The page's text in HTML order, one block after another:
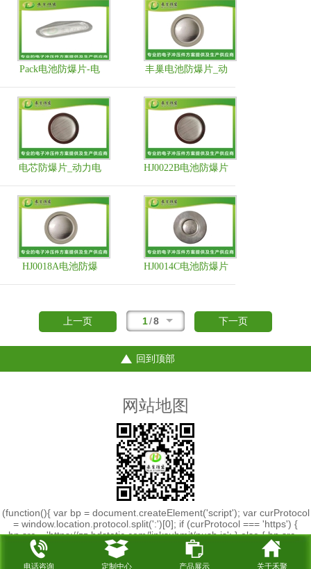
_动力电池防爆阀片
_动力电池防爆阀片
Pack电池防爆片-电
池防爆片_动力电池
防爆阀片
丰巢电池防爆片_动
力电池防爆阀片
电芯防爆片_动力电
池防爆阀片-生产厂
家
HJ0022B电池防爆片
_动力电池防爆阀片
HJ0018A电池防爆
片_动力电池防爆阀
HJ0014C电池防爆片
_动力电池防爆阀片
上一页 1/8 下一页
回到顶部
网站地图
电话咨询 定制中心 产品展示 关于禾聚
(function(){ var bp = document.createElement('script'); var curProtocol
= window.location.protocol.split(':')[0]; if (curProtocol === 'https') {
bp.src = 'https://zz.bdstatic.com/linksubmit/push.js'; } else { bp.src =
'http://push.zhanzhang.baidu.com/push.js'; } var s =
document.getElementsByTagName("script")[0];